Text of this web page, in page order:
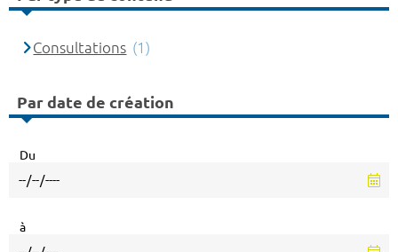
Consultations (1)
Par date de création
Du
à